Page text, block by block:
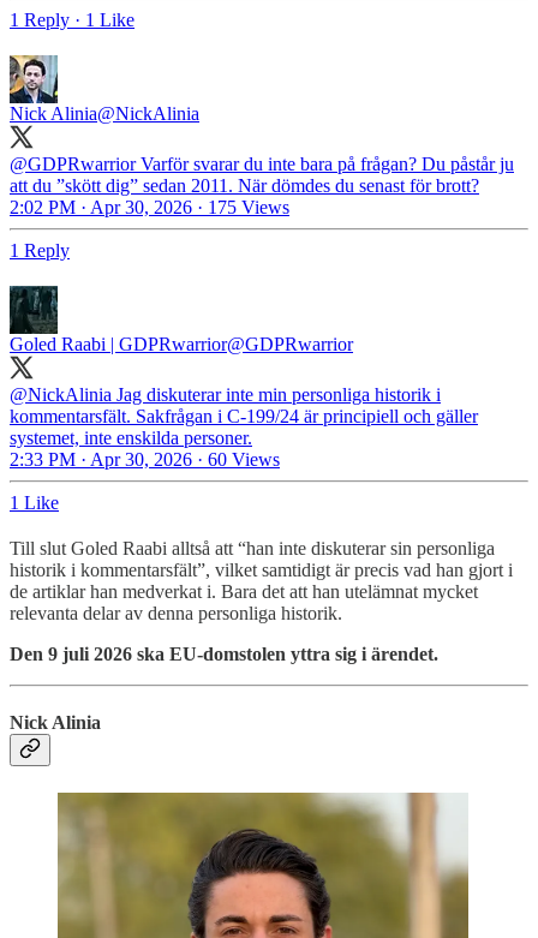
1 Reply · 1 Like
Nick Alinia@NickAlinia
@GDPRwarriorVarför svarar du inte bara på frågan? Du påstår ju
att du ”skött dig” sedan 2011. När dömdes du senast för brott?
2:02 PM · Apr 30, 2026 · 175 Views
1 Reply
Goled Raabi | GDPRwarrior@GDPRwarrior
@NickAlinia Jag diskuterar inte min personliga historik i
kommentarsfält. Sakfrågan i C-199/24 är principiell och gäller
systemet, inte enskilda personer.
2:33 PM · Apr 30, 2026 · 60 Views
1 Like
Till slut Goled Raabi alltså att “han inte diskuterar sin personliga
historik i kommentarsfält”, vilket samtidigt är precis vad han gjort i
de artiklar han medverkat i. Bara det att han utelämnat mycket
relevanta delar av denna personliga historik.
Den 9 juli 2026 ska EU-domstolen yttra sig i ärendet.
Nick Alinia